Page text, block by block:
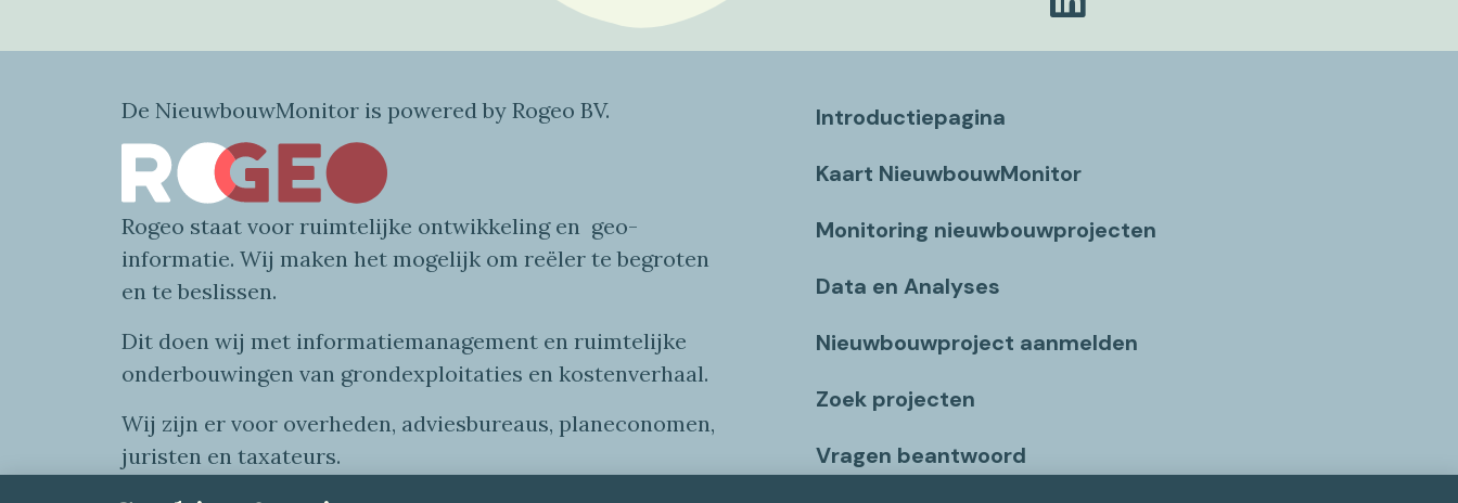
De NieuwbouwMonitor is powered by Rogeo BV.
Rogeo staat voor ruimtelijke ontwikkeling en geo-
informatie. Wij maken het mogelijk om reëler te begroten
en te beslissen.
Dit doen wij met informatiemanagement en ruimtelijke
onderbouwingen van grondexploitaties en kostenverhaal.
Wij zijn er voor overheden, adviesbureaus, planeconomen,
juristen en taxateurs.
Introductiepagina
Kaart NieuwbouwMonitor
Monitoring nieuwbouwprojecten
Data en Analyses
Nieuwbouwproject aanmelden
Zoek projecten
Vragen beantwoord